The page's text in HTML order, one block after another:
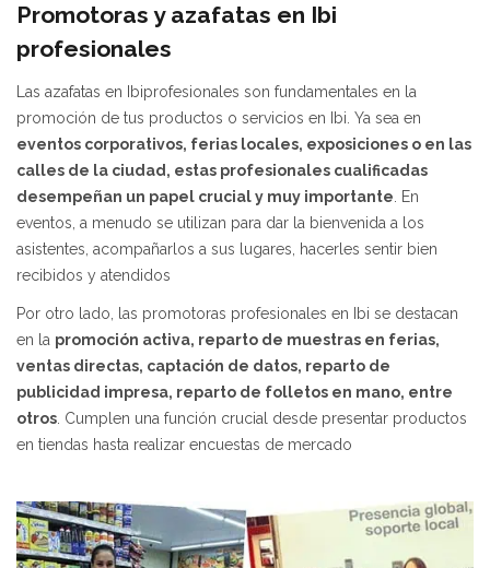
Promotoras y azafatas en Ibi
profesionales
Las azafatas en Ibiprofesionales son fundamentales en la
promoción de tus productos o servicios en Ibi. Ya sea en
eventos corporativos, ferias locales, exposiciones o en las
calles de la ciudad, estas profesionales cualificadas
desempeñan un papel crucial y muy importante . En
eventos, a menudo se utilizan para dar la bienvenida a los
asistentes, acompañarlos a sus lugares, hacerles sentir bien
recibidos y atendidos
Por otro lado, las promotoras profesionales en Ibi se destacan
en la promoción activa, reparto de muestras en ferias,
ventas directas, captación de datos, reparto de
publicidad impresa, reparto de folletos en mano, entre
otros . Cumplen una función crucial desde presentar productos
en tiendas hasta realizar encuestas de mercado